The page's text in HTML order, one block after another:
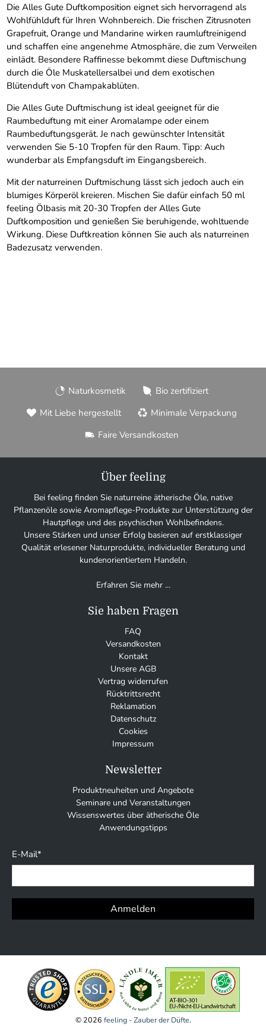
Die Alles Gute Duftkomposition eignet sich hervorragend als
Wohlfühlduft für Ihren Wohnbereich. Die frischen Zitrusnoten
Grapefruit, Orange und Mandarine wirken raumluftreinigend
und schaffen eine angenehme Atmosphäre, die zum Verweilen
einlädt. Besondere Raffinesse bekommt diese Duftmischung
durch die Öle Muskatellersalbei und dem exotischen
Blütenduft von Champakablüten.
Die Alles Gute Duftmischung ist ideal geeignet für die
Raumbeduftung mit einer Aromalampe oder einem
Raumbeduftungsgerät. Je nach gewünschter Intensität
verwenden Sie 5-10 Tropfen für den Raum. Tipp: Auch
wunderbar als Empfangsduft im Eingangsbereich.
Mit der naturreinen Duftmischung lässt sich jedoch auch ein
blumiges Körperöl kreieren. Mischen Sie dafür einfach 50 ml
feeling Ölbasis mit 20-30 Tropfen der Alles Gute
Duftkomposition und genießen Sie beruhigende, wohltuende
Wirkung. Diese Duftkreation können Sie auch als naturreinen
Badezusatz verwenden.
Naturkosmetik
Bio zertifiziert
Mit Liebe hergestellt
Minimale Verpackung
Faire Versandkosten
Über feeling
Bei feeling finden Sie naturreine ätherische Öle, native
Pflanzenöle sowie Aromapflege-Produkte zur Unterstützung der
Hautpflege und des psychischen Wohlbefindens.
Unsere Stärken und unser Erfolg basieren auf erstklassiger
Qualität erlesener Naturprodukte, individueller Beratung und
kundenorientiertem Handeln.
Erfahren Sie mehr ...
Sie haben Fragen
FAQ
Versandkosten
Kontakt
Unsere AGB
Vertrag widerrufen
Rücktrittsrecht
Reklamation
Datenschutz
Cookies
Impressum
Newsletter
Produktneuheiten und Angebote
Seminare und Veranstaltungen
Wissenswertes über ätherische Öle
Anwendungstipps
E-Mail*
Anmelden
© 2026 feeling - Zauber der Düfte.